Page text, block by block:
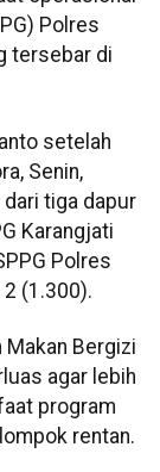
Polres
tersebar di
setelah
Senin,
tiga dapur
Karangjati
Polres
2 (1.300).
Makan Bergizi
agar lebih
program
rentan.